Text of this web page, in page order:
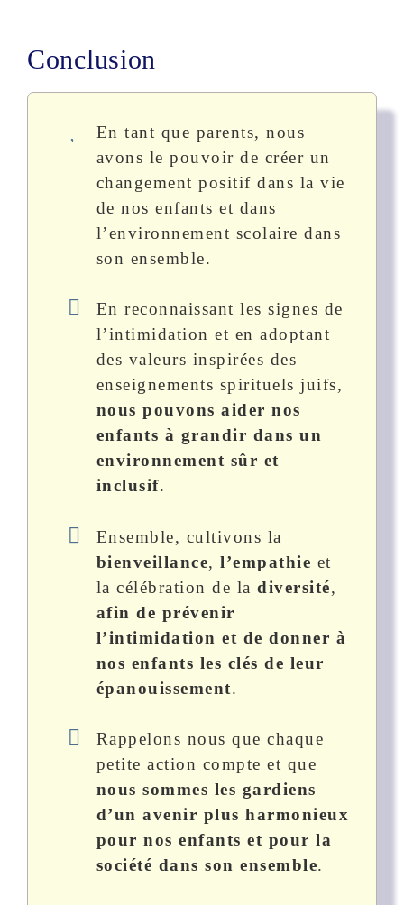
Conclusion
En tant que parents, nous
avons le pouvoir de créer un
changement positif dans la vie
de nos enfants et dans
l’environnement scolaire dans
son ensemble.
En reconnaissant les signes de
l’intimidation et en adoptant
des valeurs inspirées des
enseignements spirituels juifs,
nous pouvons aider nos
enfants à grandir dans un
environnement sûr et
inclusif.
Ensemble, cultivons la
bienveillance, l’empathie et
la célébration de la diversité,
afin de prévenir
l’intimidation et de donner à
nos enfants les clés de leur
épanouissement.
Rappelons nous que chaque
petite action compte et que
nous sommes les gardiens
d’un avenir plus harmonieux
pour nos enfants et pour la
société dans son ensemble.